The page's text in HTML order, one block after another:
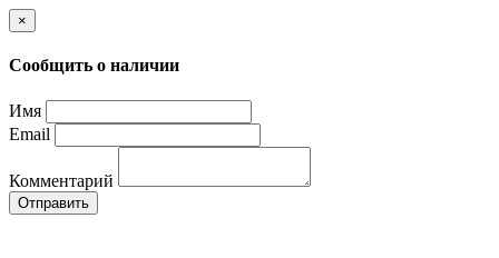
×
Сообщить о наличии
Имя
Email
Комментарий
Отправить